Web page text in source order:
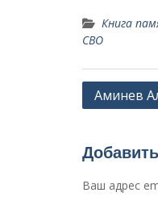
Книга
СВО
Аминев
Ваш адрес